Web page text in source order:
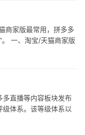
商家版最常用，拼多多
。 一、淘宝/天猫商家版
多直播等内容板块发布
体系。该等级体系以